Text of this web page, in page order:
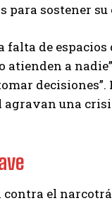
para sostener su
de
a
una
el